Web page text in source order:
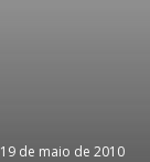
19 de maio de 2010